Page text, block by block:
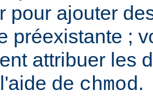
pour ajouter
préexistante ;
attribuer les
de chmod.